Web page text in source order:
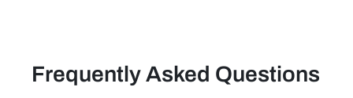
Nieuws
Frequently Asked Questions